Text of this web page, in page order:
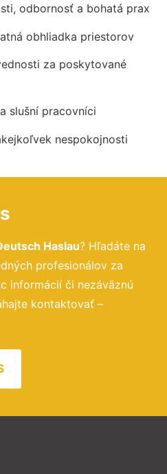
odbornosť a bohatá prax
obhliadka priestorov
za poskytované
slušní pracovníci
nespokojnosti
Haslau? Hľadáte na
profesionálov za
informácií či nezáväznú
kontaktovať –